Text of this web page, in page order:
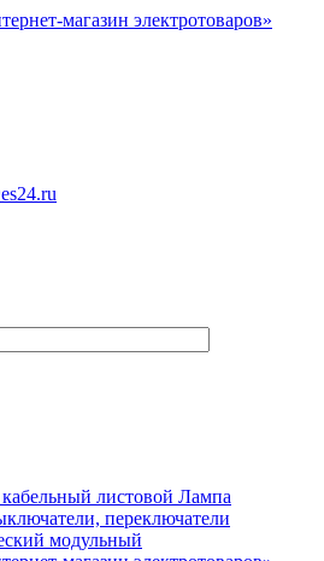
листовой Лампа
переключатели
модульный